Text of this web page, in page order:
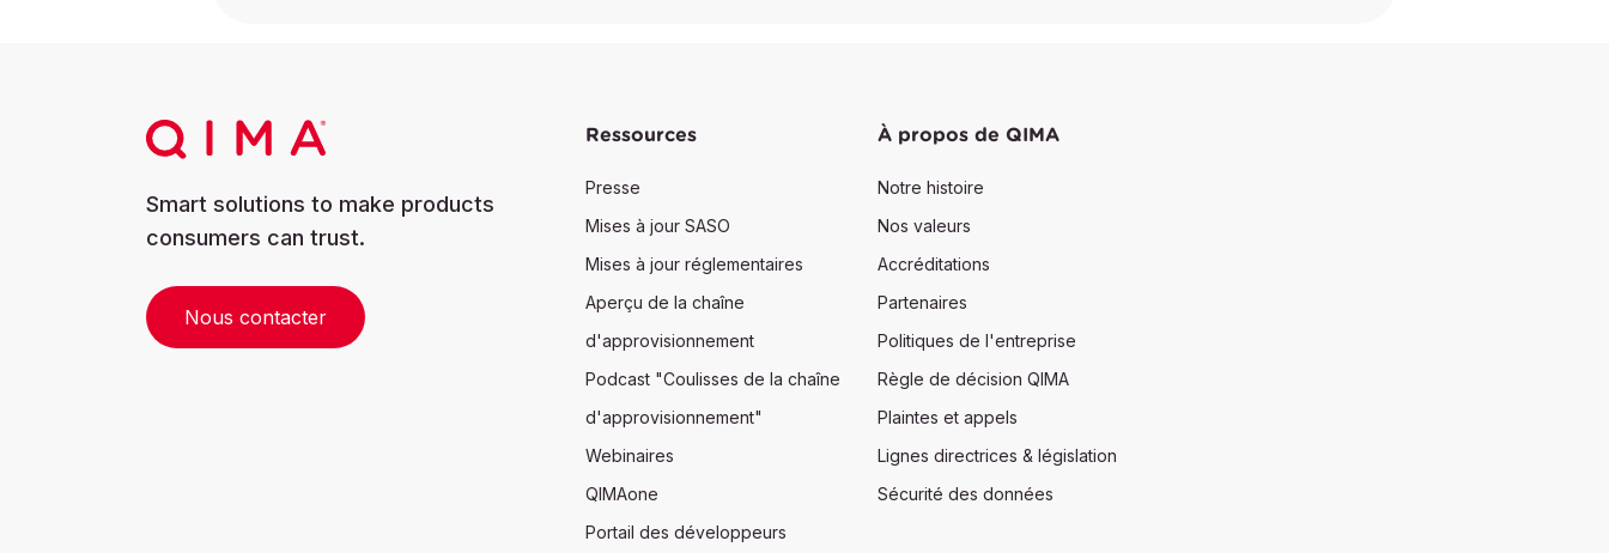
Smart solutions to make products
consumers can trust.
Nous contacter
Ressources
Presse
Mises à jour SASO
Mises à jour réglementaires
Aperçu de la chaîne
d'approvisionnement
Podcast "Coulisses de la chaîne
d'approvisionnement"
Webinaires
QIMAone
Portail des développeurs
À propos de QIMA
Notre histoire
Nos valeurs
Accréditations
Partenaires
Politiques de l'entreprise
Règle de décision QIMA
Plaintes et appels
Lignes directrices & législation
Sécurité des données